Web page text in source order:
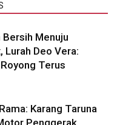
Bersih Menuju
Lurah Deo Vera:
Terus
Karang Taruna
Penggerak